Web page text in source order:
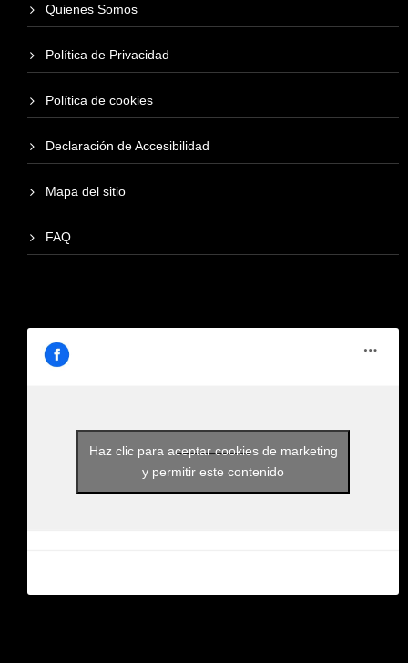
Quienes Somos
Política de Privacidad
Política de cookies
Declaración de Accesibilidad
Mapa del sitio
FAQ
Haz clic para aceptar cookies de marketing
y permitir este contenido